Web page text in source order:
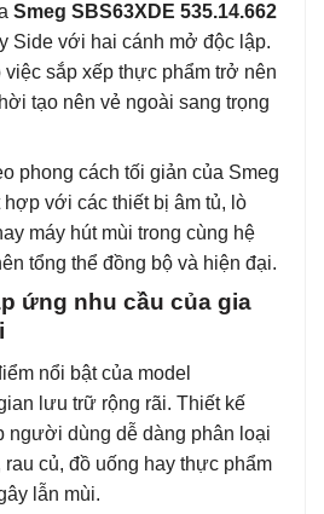
Smeg SBS63XDE 535.14.662
Side với hai cánh mở độc lập.
việc sắp xếp thực phẩm trở nên
tạo nên vẻ ngoài sang trọng
phong cách tối giản của Smeg
với các thiết bị âm tủ, lò
máy hút mùi trong cùng hệ
tổng thể đồng bộ và hiện đại.
ứng nhu cầu của gia
nổi bật của model
lưu trữ rộng rãi. Thiết kế
người dùng dễ dàng phân loại
củ, đồ uống hay thực phẩm
lẫn mùi.